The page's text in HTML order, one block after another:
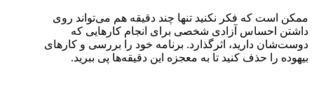
ممکن است که فکر نکنید تنها چند دقیقه هم می‌تواند روی
داشتن احساس آزادی شخصی برای انجام کار‌هایی که
دوست‌شان دارید، اثرگذارد. برنامه خود را بررسی و کار‌های
بیهوده را حذف کنید تا به معجزه این دقیقه‌ها پی ببرید.